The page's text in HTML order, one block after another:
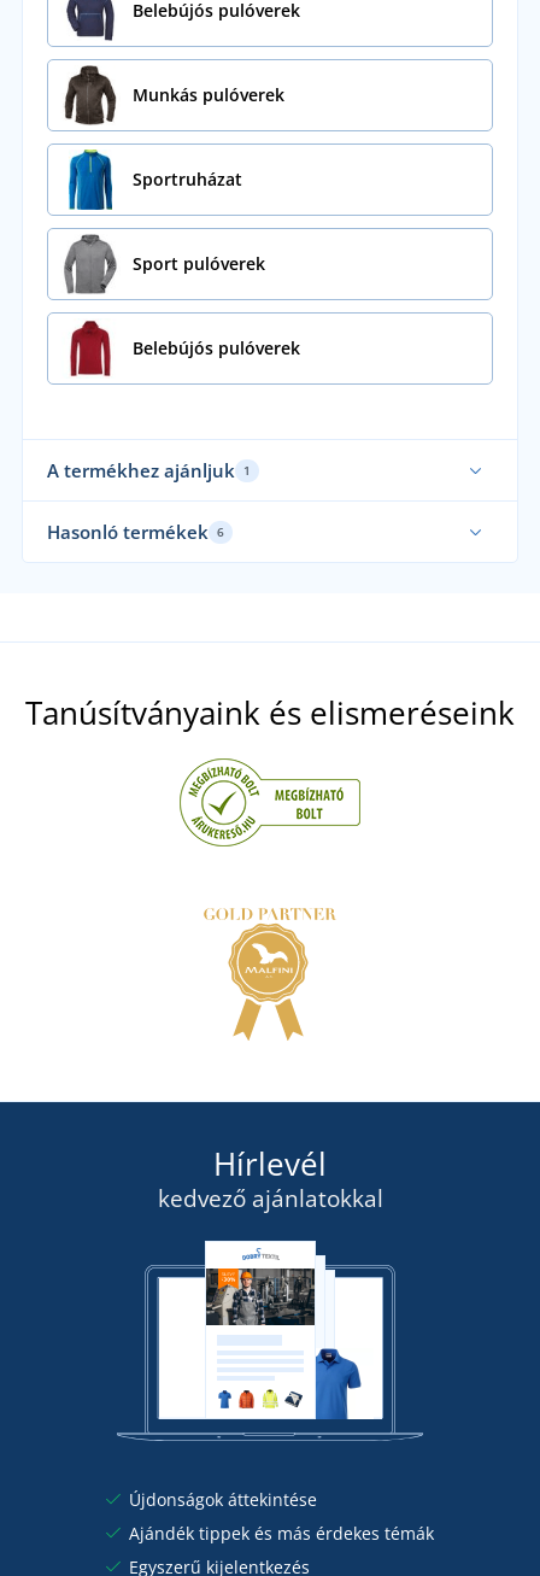
Belebújós pulóverek
Munkás pulóverek
Sportruházat
Sport pulóverek
Belebújós pulóverek
A termékhez ajánljuk 1
Férfi steppelt mellény kapucni nélkül
RAKTÁRON
szerdán 12. 8.önnél
Hasonló termékek 6
Férfi/gyerek felső Essential
RÉSZLETEK
Tanúsítványaink és elismeréseink
Hírlevél
kedvező ajánlatokkal
Újdonságok áttekintése
Ajándék tippek és más érdekes témák
Egyszerű kijelentkezés